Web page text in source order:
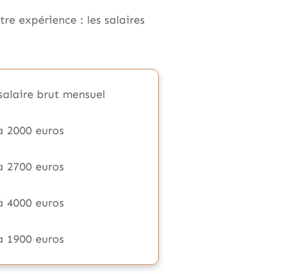
expérience : les salaires
brut mensuel
2000 euros
2700 euros
4000 euros
1900 euros